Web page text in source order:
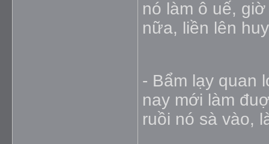
nó làm ô uế,
nữa, liền lên
- Bẩm lạy quan
nay mới làm
ruồi nó sà vào,